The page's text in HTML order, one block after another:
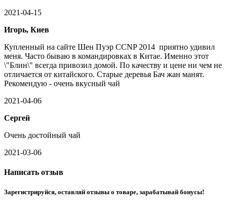
2021-04-15
Игорь, Киев
Купленный на сайте Шен Пуэр CCNP 2014 приятно удивил
меня. Часто бываю в командировках в Китае. Именно этот
\"Блин\" всегда привозил домой. По качеству и цене ни чем не
отличается от китайского. Старые деревья Бач жан манят.
Рекомендую - очень вкусный чай
2021-04-06
Сергей
Очень достойный чай
2021-03-06
Написать отзыв
Зарегистрируйся, оставляй отзывы о товаре, зарабатывай бонусы!